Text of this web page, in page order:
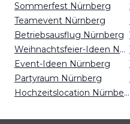
Sommerfest Nürnberg
Teamevent Nürnberg
Betriebsausflug Nürnberg
Weihnachtsfeier-Ideen Nürnberg
Event-Ideen Nürnberg
Partyraum Nürnberg
Hochzeitslocation Nürnberg